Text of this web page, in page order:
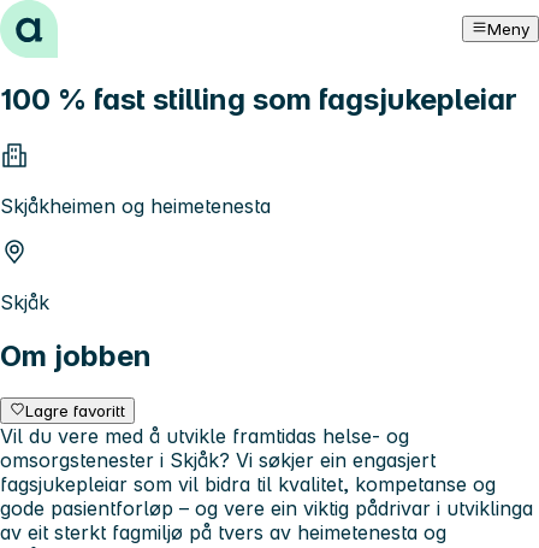
Hopp til innhold Meny
100 % fast stilling som fagsjukepleiar
Skjåkheimen og heimetenesta
Skjåk
Om jobben
Lagre favoritt
Vil du vere med å utvikle framtidas helse- og
omsorgstenester i Skjåk? Vi søkjer ein engasjert
fagsjukepleiar som vil bidra til kvalitet, kompetanse og
gode pasientforløp – og vere ein viktig pådrivar i utviklinga
av eit sterkt fagmiljø på tvers av heimetenesta og